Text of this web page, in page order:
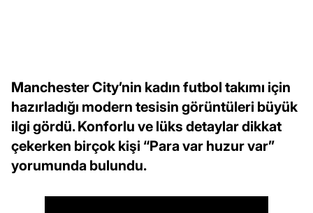
Manchester City’nin kadın futbol takımı için
hazırladığı modern tesisin görüntüleri büyük
ilgi gördü. Konforlu ve lüks detaylar dikkat
çekerken birçok kişi “Para var huzur var”
yorumunda bulundu.